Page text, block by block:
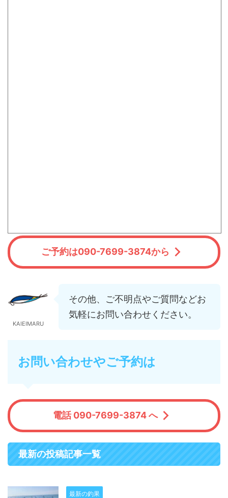
ご予約は090-7699-3874から
KAIEIMARU
その他、ご不明点やご質問などお
気軽にお問い合わせください。
お問い合わせやご予約は
電話 090-7699-3874 へ
最新の投稿記事一覧
最新の釣果